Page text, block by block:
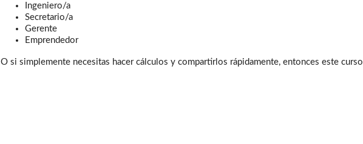
Ingeniero/a
Secretario/a
Gerente
Emprendedor
O si simplemente necesitas hacer cálculos y compartirlos rápidamente, entonces este curso